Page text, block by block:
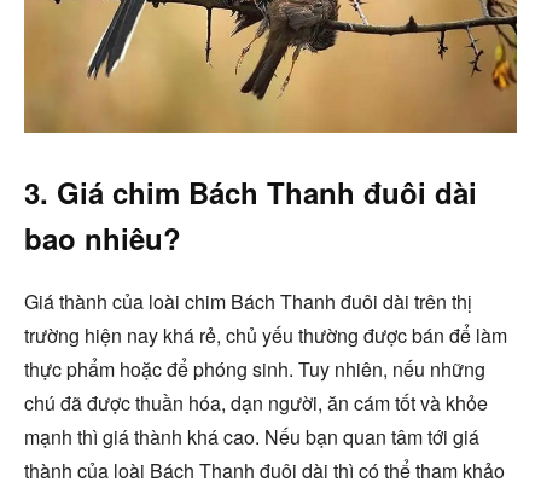
3. Giá chim Bách Thanh đuôi dài
bao nhiêu?
Giá thành của loài chim Bách Thanh đuôi dài trên thị
trường hiện nay khá rẻ, chủ yếu thường được bán để làm
thực phẩm hoặc để phóng sinh. Tuy nhiên, nếu những
chú đã được thuần hóa, dạn người, ăn cám tốt và khỏe
mạnh thì giá thành khá cao. Nếu bạn quan tâm tới giá
thành của loài Bách Thanh đuôi dài thì có thể tham khảo